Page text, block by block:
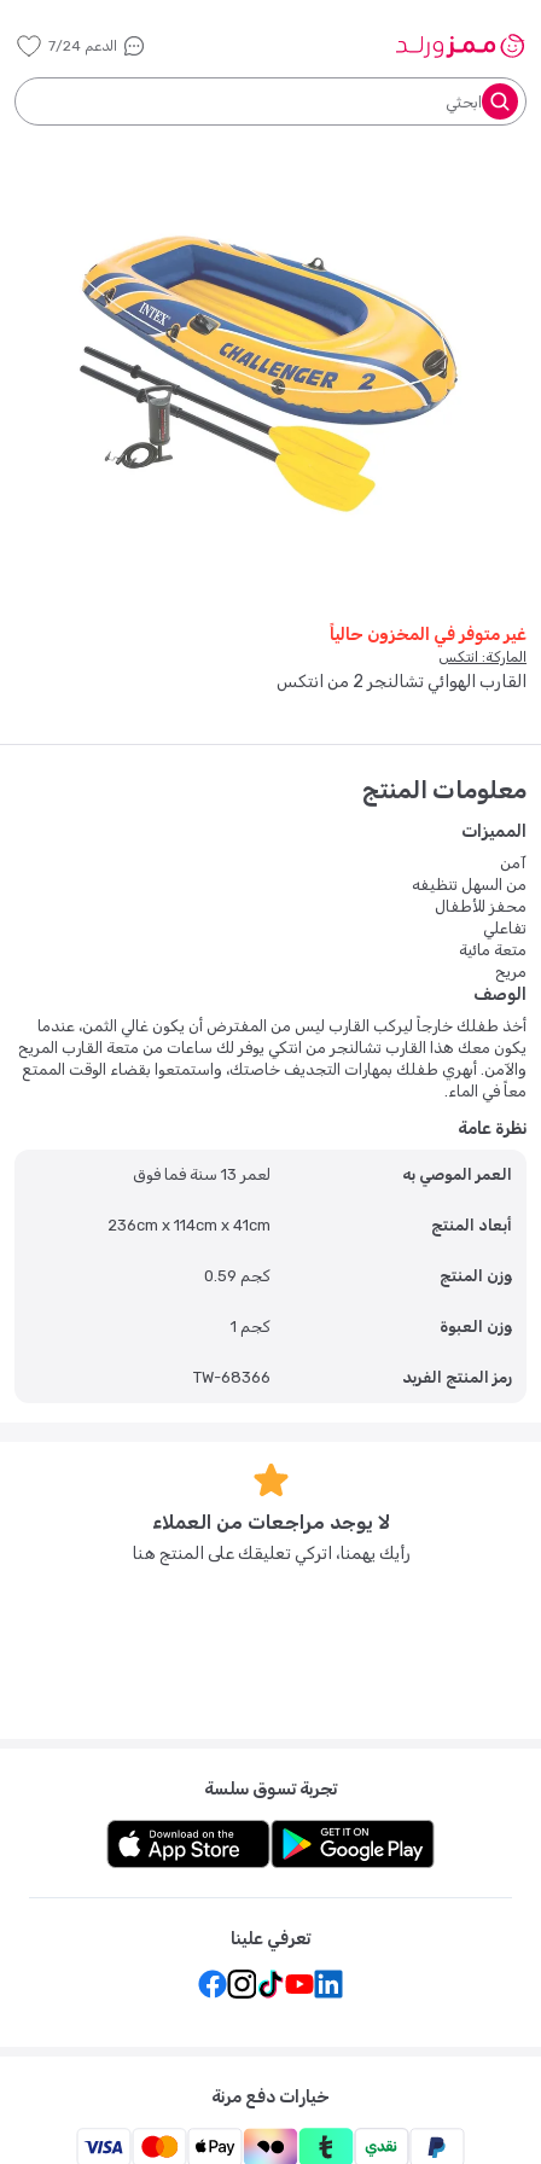
الدعم 7/24
ابحثي
غير متوفر في المخزون حالياً
الماركة: انتكس
القارب الهوائي تشالنجر 2 من انتكس
معلومات المنتج
المميزات
آمن
من السهل تنظيفه
محفز للأطفال
تفاعلي
متعة مائية
مريح
الوصف
أخذ طفلك خارجاً ليركب القارب ليس من المفترض أن يكون غالي الثمن، عندما
يكون معك هذا القارب تشالنجر من انتكي يوفر لك ساعات من متعة القارب المريح
والآمن. أبهري طفلك بمهارات التجديف خاصتك، واستمتعوا بقضاء الوقت الممتع
معاً في الماء.
نظرة عامة
العمر الموصي به لعمر 13 سنة فما فوق
أبعاد المنتج 236cm x 114cm x 41cm
وزن المنتج 0.59 كجم
وزن العبوة 1 كجم
رمز المنتج الفريد TW-68366
لا يوجد مراجعات من العملاء
رأيك يهمنا، اتركي تعليقك على المنتج هنا
تجربة تسوق سلسة
تعرفي علينا
خيارات دفع مرنة